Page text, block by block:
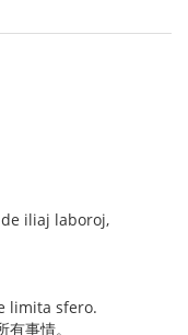
iliaj laboroj,
limita sfero.
事情。